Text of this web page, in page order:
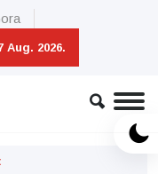
Aug. 2026.